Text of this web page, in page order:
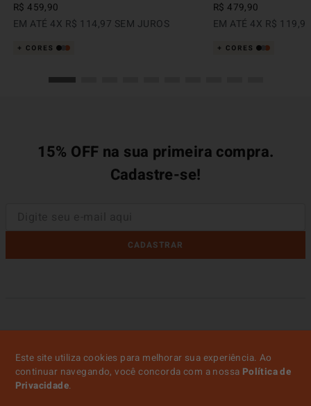
R$ 459,90
EM ATÉ 4X R$ 114,97 SEM JUROS
R$ 479,90
EM ATÉ 4X R$ 119,
15% OFF na sua primeira compra.
Cadastre-se!
CADASTRAR
Este site utiliza cookies para melhorar sua experiência. Ao
continuar navegando, você concorda com a nossa Política de
Privacidade.